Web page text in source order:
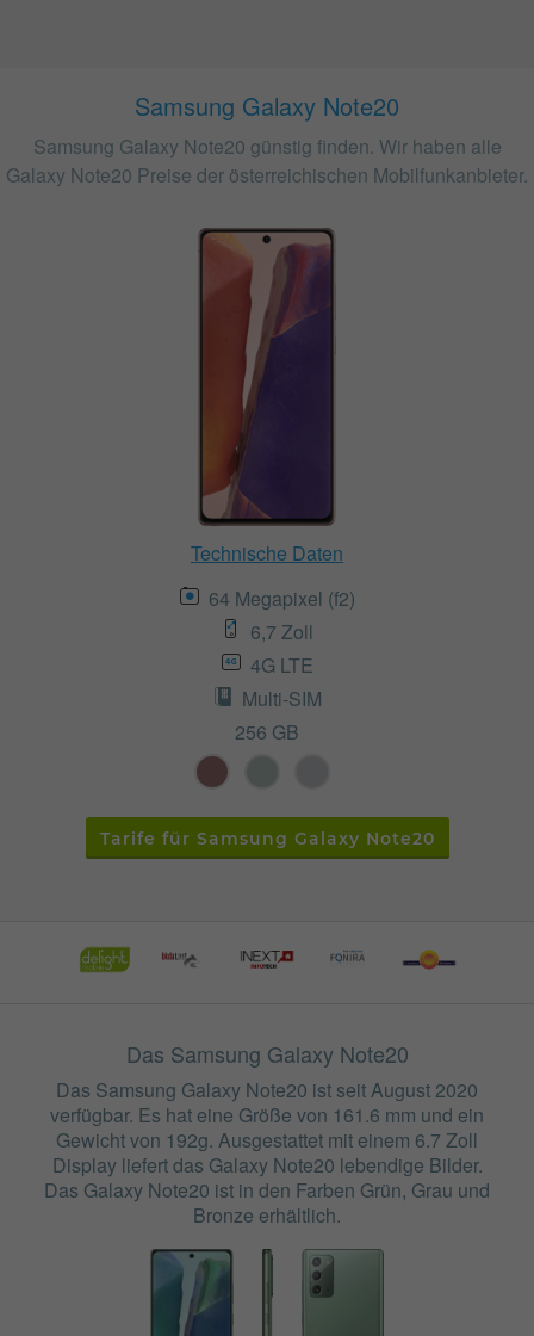
Samsung Galaxy Note20
Samsung Galaxy Note20 günstig finden. Wir haben alle
Galaxy Note20 Preise der österreichischen Mobilfunkanbieter.
Technische Daten
64 Megapixel (f2)
6,7 Zoll
4G LTE
Multi-SIM
256 GB
Tarife für Samsung Galaxy Note20
Das Samsung Galaxy Note20
Das Samsung Galaxy Note20 ist seit August 2020
verfügbar. Es hat eine Größe von 161.6 mm und ein
Gewicht von 192g. Ausgestattet mit einem 6.7 Zoll
Display liefert das Galaxy Note20 lebendige Bilder.
Das Galaxy Note20 ist in den Farben Grün, Grau und
Bronze erhältlich.